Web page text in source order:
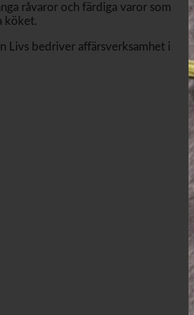
råvaror och färdiga varor som
köket.
Livs bedriver affärsverksamhet i